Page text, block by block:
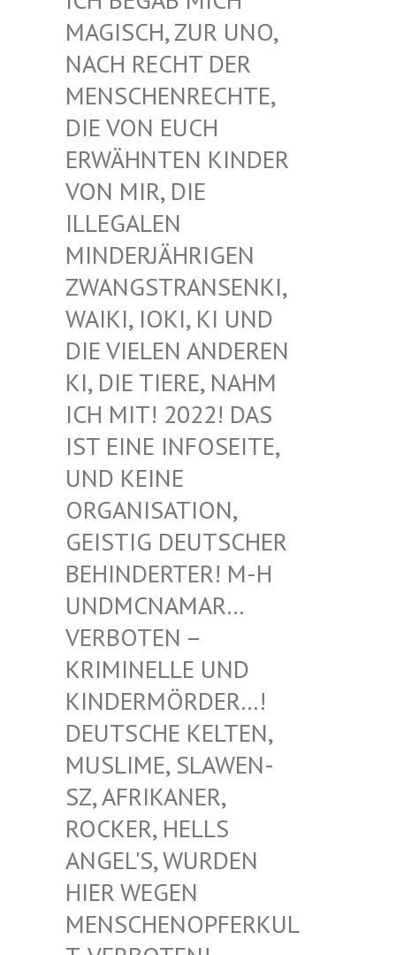
AGISCH, ZUR UNO, N
ACH RECHT DER M
ENSCHENRECHTE, D
IE VON EUCH E
RWÄHNTEN KINDER V
ON MIR, DIE I
LLEGALEN M
INDERJÄHRIGEN Z
WANGSTRANSENKI, W
AIKI, IOKI, KI UND D
IE VIELEN ANDEREN K
I, DIE TIERE, NAHM I
CH MIT! 2022! DAS I
ST EINE INFOSEITE, U
ND KEINE O
RGANISATION, G
EISTIG DEUTSCHER B
EHINDERTER! M-H U
NDMCNAMAR… V
ERBOTEN – K
RIMINELLE UND K
INDERMÖRDER…! D
EUTSCHE KELTEN, M
USLIME, SLAWEN-S
Z, AFRIKANER, R
OCKER, HELLS A
NGEL'S, WURDEN H
IER WEGEN M
ENSCHENOPFERKULT